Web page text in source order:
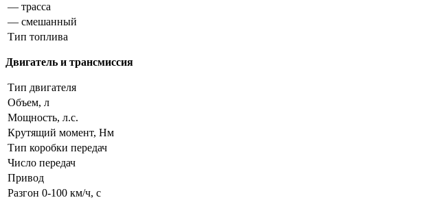
— трасса
— смешанный
Тип топлива
Двигатель и трансмиссия
Тип двигателя
Объем, л
Мощность, л.с.
Крутящий момент, Нм
Тип коробки передач
Число передач
Привод
Разгон 0-100 км/ч, с